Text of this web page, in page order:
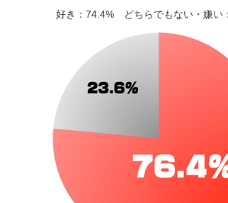
好き：74.4% どちらでもない・嫌い